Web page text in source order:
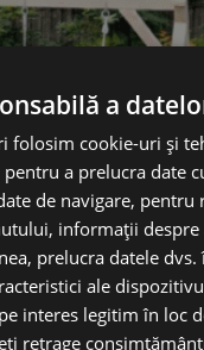
a
folosim cookie-uri și
a prelucra date
de navigare,
informații
prelucra datele
ale
interes legitim în loc
retrage